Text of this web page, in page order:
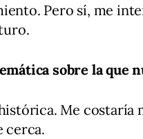
Pero sí, me
sobre la que
Me costaría
cerca.